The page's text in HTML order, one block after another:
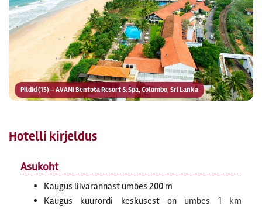
Pildid (15) – AVANI Bentota Resort & Spa, Colombo, Sri Lanka
Hotelli kirjeldus
Asukoht
Kaugus liivarannast umbes 200 m
Kaugus kuurordi keskusest on umbes 1 km